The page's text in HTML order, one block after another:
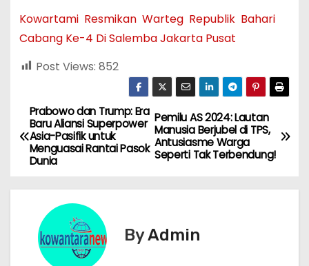
Kowartami Resmikan Warteg Republik Bahari
Cabang Ke-4 Di Salemba Jakarta Pusat
Post Views: 852
N
a
Pemilu AS 2024: Lautan
Manusia Berjubel di TPS,
Antusiasme Warga
Seperti Tak Terbendung!
Prabowo dan Trump: Era
Baru Aliansi Superpower
Asia-Pasifik untuk
Menguasai Rantai Pasok
Dunia
ByAdmin